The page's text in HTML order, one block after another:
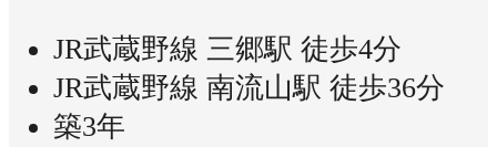
JR武蔵野線 三郷駅 徒歩4分
JR武蔵野線 南流山駅 徒歩36分
築3年